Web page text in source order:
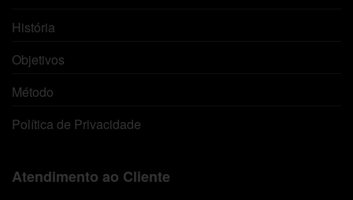
História
Objetivos
Método
Política de Privacidade
Atendimento ao Cliente